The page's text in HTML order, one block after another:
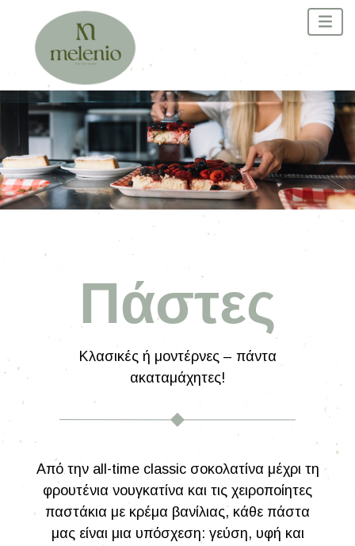
Πάστες
Κλασικές ή μοντέρνες – πάντα
ακαταμάχητες!
Από την all-time classic σοκολατίνα μέχρι τη
φρουτένια νουγκατίνα και τις χειροποίητες
παστάκια με κρέμα βανίλιας, κάθε πάστα
μας είναι μια υπόσχεση: γεύση, υφή και